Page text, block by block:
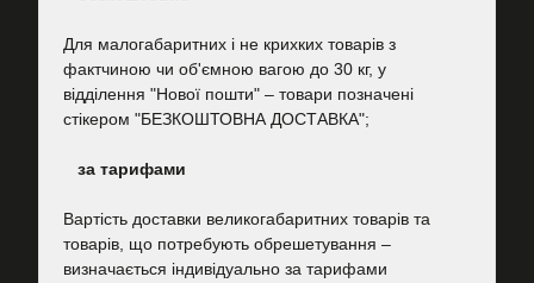
Для малогабаритних і не крихких товарів з
фактчиною чи об'ємною вагою до 30 кг, у
відділення "Нової пошти" – товари позначені
стікером "БЕЗКОШТОВНА ДОСТАВКА";
за тарифами
Вартість доставки великогабаритних товарів та
товарів, що потребують обрешетування –
визначається індивідуально за тарифами